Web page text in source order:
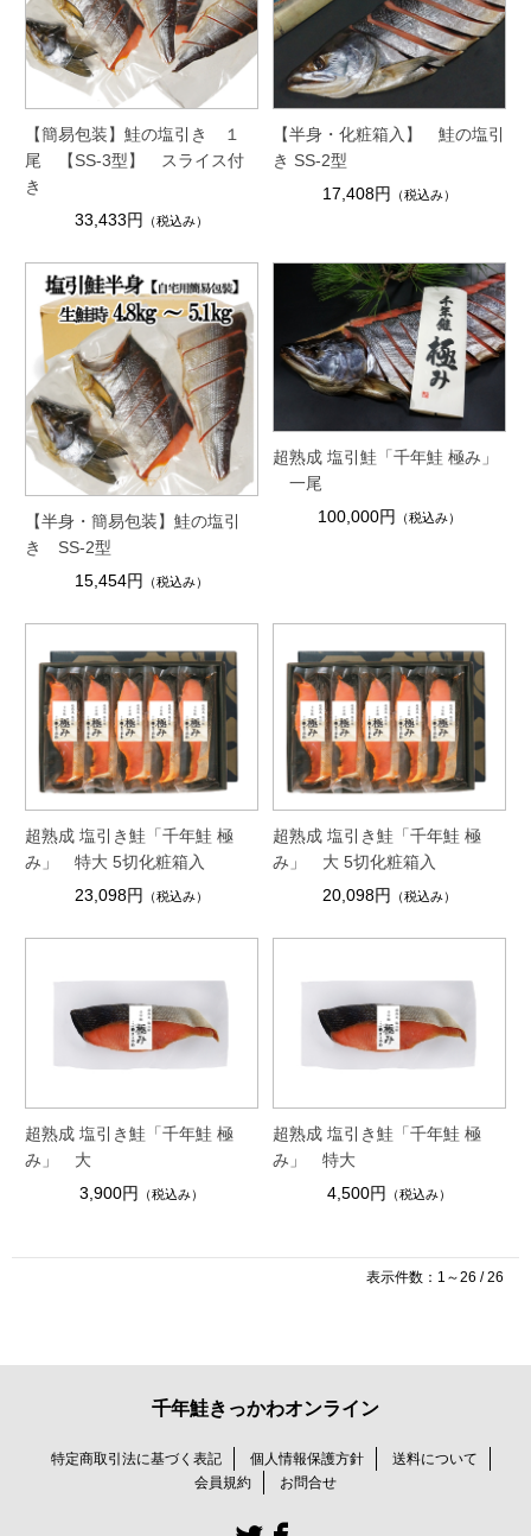
【簡易包装】鮭の塩引き １
尾 【SS-3型】 スライス付
き
33,433円
（税込み）
【半身・化粧箱入】 鮭の塩引
き SS-2型
17,408円
（税込み）
【半身・簡易包装】鮭の塩引
き SS-2型
15,454円
（税込み）
超熟成 塩引鮭「千年鮭 極み」
一尾
100,000円
（税込み）
超熟成 塩引き鮭「千年鮭 極
み」 特大 5切化粧箱入
23,098円
（税込み）
超熟成 塩引き鮭「千年鮭 極
み」 大 5切化粧箱入
20,098円
（税込み）
超熟成 塩引き鮭「千年鮭 極
み」 大
3,900円
（税込み）
超熟成 塩引き鮭「千年鮭 極
み」 特大
4,500円
（税込み）
表示件数：1～26 / 26
千年鮭きっかわオンライン
特定商取引法に基づく表記 個人情報保護方針
送料について
会員規約
お問合せ